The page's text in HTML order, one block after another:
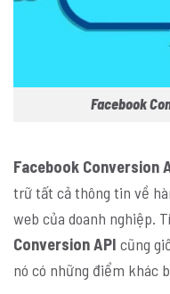
Facebook
Facebook Conversion
trữ tất cả thông tin về
web của doanh nghiệp.
Conversion API cũng
nó có những điểm khác